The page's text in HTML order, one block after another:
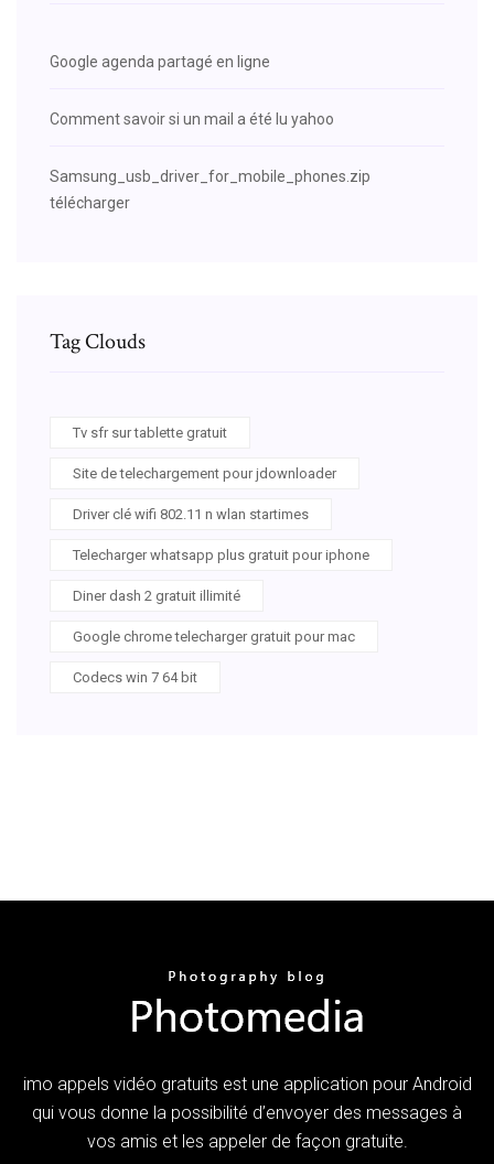
Google agenda partagé en ligne
Comment savoir si un mail a été lu yahoo
Samsung_usb_driver_for_mobile_phones.zip
télécharger
Tag Clouds
Tv sfr sur tablette gratuit
Site de telechargement pour jdownloader
Driver clé wifi 802.11 n wlan startimes
Telecharger whatsapp plus gratuit pour iphone
Diner dash 2 gratuit illimité
Google chrome telecharger gratuit pour mac
Codecs win 7 64 bit
imo appels vidéo gratuits est une application pour Android
qui vous donne la possibilité d’envoyer des messages à
vos amis et les appeler de façon gratuite.